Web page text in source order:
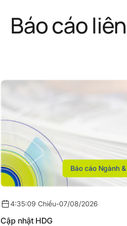
Báo cáo
Báo cáo Ngành
4:35:09 Chiều-07/08/2026
Cập nhật HDG